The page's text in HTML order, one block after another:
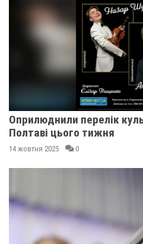
Оприлюднили перелік
Полтаві цього тижня
14 жовтня 2025 0